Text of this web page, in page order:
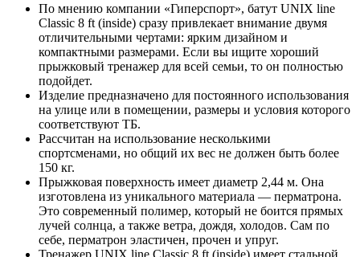
По мнению компании «Гиперспорт», батут UNIX line
Classic 8 ft (inside) сразу привлекает внимание двумя
отличительными чертами: ярким дизайном и
компактными размерами. Если вы ищите хороший
прыжковый тренажер для всей семьи, то он полностью
подойдет.
Изделие предназначено для постоянного использования
на улице или в помещении, размеры и условия которого
соответствуют ТБ.
Рассчитан на использование несколькими
спортсменами, но общий их вес не должен быть более
150 кг.
Прыжковая поверхность имеет диаметр 2,44 м. Она
изготовлена из уникального материала — перматрона.
Это современный полимер, который не боится прямых
лучей солнца, а также ветра, дождя, холодов. Сам по
себе, перматрон эластичен, прочен и упруг.
Тренажер UNIX line Classic 8 ft (inside) имеет стальной